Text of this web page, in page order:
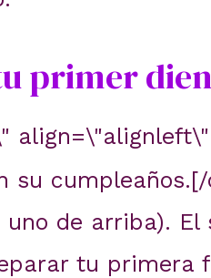
primer
su
de arriba). El
tu primera